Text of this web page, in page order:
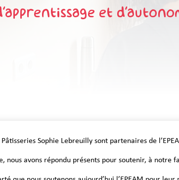
et
Sophie Lebreuilly sont partenaires de
nous avons répondu présents pour soutenir, à notre